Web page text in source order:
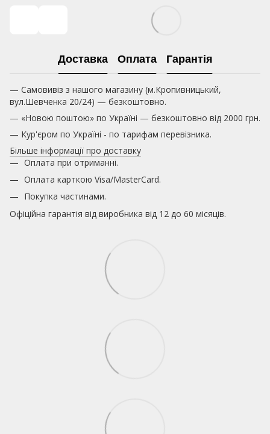
Доставка Оплата Гарантія
— Самовивіз з нашого магазину (м.Кропивницький,
вул.Шевченка 20/24) — безкоштовно.
— «Новою поштою» по Україні — безкоштовно від 2000 грн.
— Кур'єром по Україні - по тарифам перевізника.
Більше інформації про доставку
Оплата при отриманні.
Оплата карткою Visa/MasterCard.
Покупка частинами.
Офіційна гарантія від виробника від 12 до 60 місяців.